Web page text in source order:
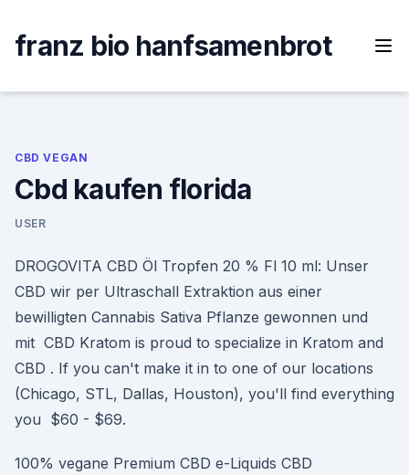
content
franz bio hanfsamenbrot
CBD VEGAN
Cbd kaufen florida
USER
DROGOVITA CBD Öl Tropfen 20 % Fl 10 ml: Unser
CBD wir per Ultraschall Extraktion aus einer
bewilligten Cannabis Sativa Pflanze gewonnen und
mit CBD Kratom is proud to specialize in Kratom and
CBD . If you can't make it in to one of our locations
(Chicago, STL, Dallas, Houston), you'll find everything
you $60 - $69.
100% vegane Premium CBD e-Liquids CBD